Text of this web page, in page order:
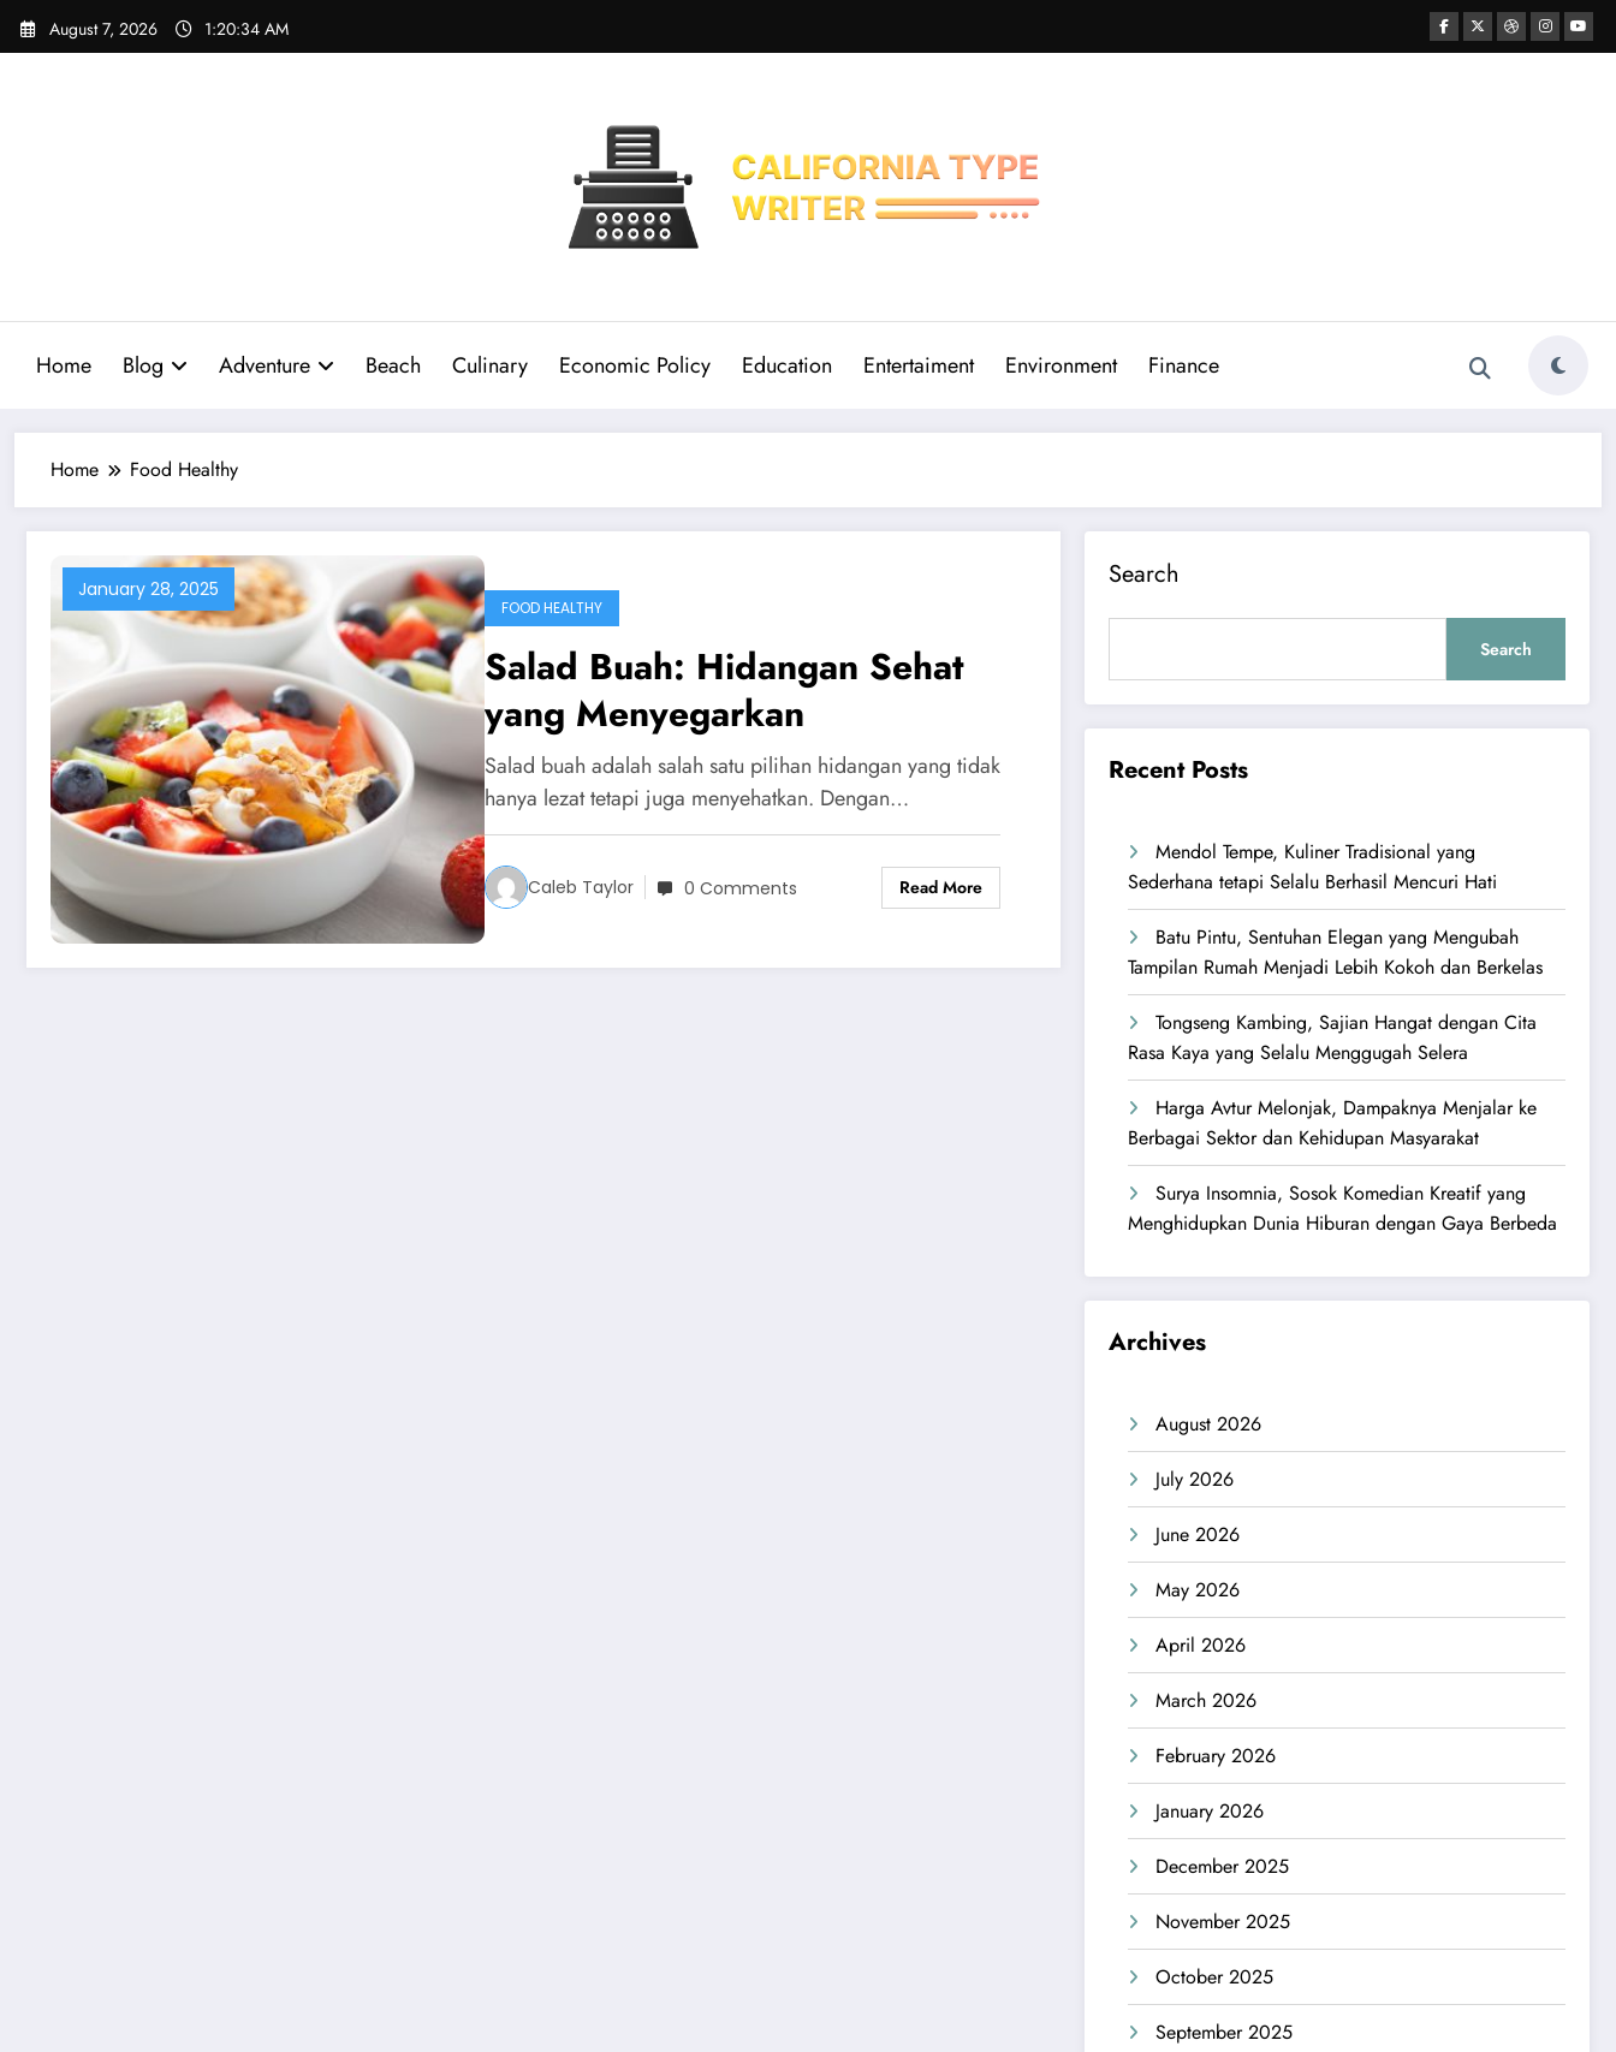
Skip
August 7, 2026 1:20:35 AM
Home Blog Adventure Beach Culinary Economic Policy Education Entertaiment Environment Finance
Home Food Healthy
January 28, 2025
FOOD HEALTHY
Salad Buah: Hidangan Sehat
yang Menyegarkan
Salad buah adalah salah satu pilihan hidangan yang tidak
hanya lezat tetapi juga menyehatkan. Dengan…
Caleb Taylor 0 Comments Read More
Search
Search
Recent Posts
Mendol Tempe, Kuliner Tradisional yang
Sederhana tetapi Selalu Berhasil Mencuri Hati
Batu Pintu, Sentuhan Elegan yang Mengubah
Tampilan Rumah Menjadi Lebih Kokoh dan Berkelas
Tongseng Kambing, Sajian Hangat dengan Cita
Rasa Kaya yang Selalu Menggugah Selera
Harga Avtur Melonjak, Dampaknya Menjalar ke
Berbagai Sektor dan Kehidupan Masyarakat
Surya Insomnia, Sosok Komedian Kreatif yang
Menghidupkan Dunia Hiburan dengan Gaya Berbeda
Archives
August 2026
July 2026
June 2026
May 2026
April 2026
March 2026
February 2026
January 2026
December 2025
November 2025
October 2025
September 2025